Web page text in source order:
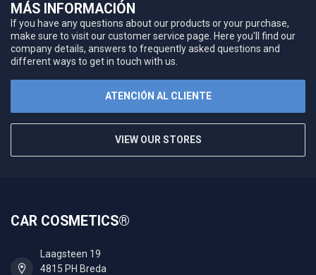
MÁS INFORMACIÓN
If you have any questions about our products or your purchase,
make sure to visit our customer service page. Here you'll find our
company details, answers to frequently asked questions and
different ways to get in touch with us.
ATENCIÓN AL CLIENTE
VIEW OUR STORES
CAR COSMETICS®
Laagsteen 19
4815 PH Breda